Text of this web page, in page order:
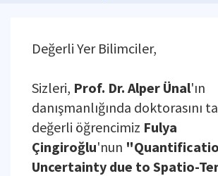
Değerli Yer Bilimciler,
Sizleri, Prof. Dr. Alper Ünal'ın
danışmanlığında doktorasını
değerli öğrencimiz Fulya
Çingiroğlu'nun
Uncertainty due to Spatio-